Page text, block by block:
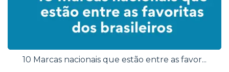
10 Marcas nacionais que estão entre as favor...